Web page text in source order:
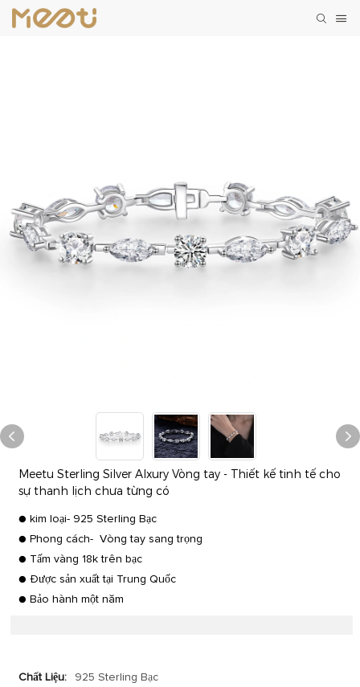
Meetu Sterling Silver Alxury Vòng tay - Thiết kế tinh tế cho
sự thanh lịch chưa từng có
● kim loại- 925 Sterling Bạc
● Phong cách- Vòng tay sang trọng
● Tấm vàng 18k trên bạc
● Được sản xuất tại Trung Quốc
● Bảo hành một năm
Chất Liệu: 925 Sterling Bạc